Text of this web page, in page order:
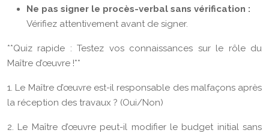
Ne pas signer le procès-verbal sans vérification :
Vérifiez attentivement avant de signer.
**Quiz rapide : Testez vos connaissances sur le rôle du
Maître d’œuvre !**
1. Le Maître d’œuvre est-il responsable des malfaçons après
la réception des travaux ? (Oui/Non)
2. Le Maître d’œuvre peut-il modifier le budget initial sans